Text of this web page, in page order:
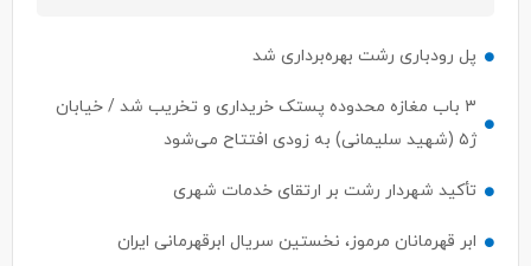
پل رودباری رشت بهره‌برداری شد
۳ باب مغازه محدوده پستک خریداری و تخریب شد / خیابان
ژ۵ (شهید سلیمانی) به زودی افتتاح می‌شود
تأکید شهردار رشت بر ارتقای خدمات شهری
ابر قهرمانان مرموز، نخستین سریال ابرقهرمانی ایران